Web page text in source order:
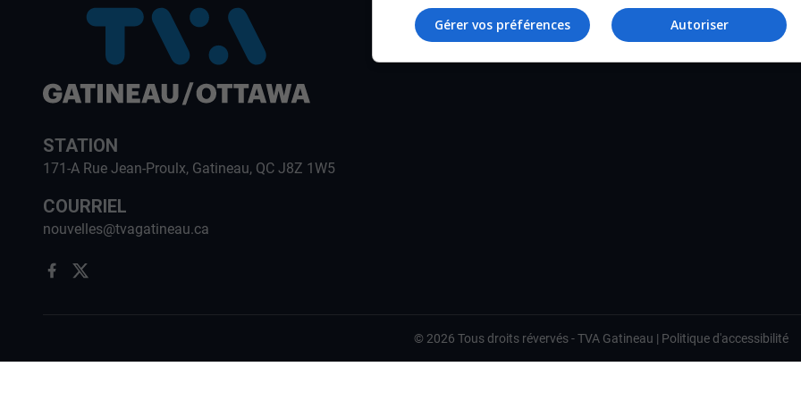
STATION
171-A Rue Jean-Proulx, Gatineau, QC J8Z 1W5
COURRIEL
nouvelles@tvagatineau.ca
TVA
© 2026 Tous droits révervés -TVA Gatineau | Politique d'accessibilité
Autoriser
Gérer vos préférences